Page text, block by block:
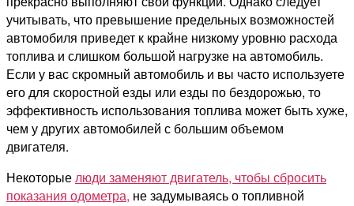
учитывать, что превышение предельных возможностей
автомобиля приведет к крайне низкому уровню расхода
топлива и слишком большой нагрузке на автомобиль.
Если у вас скромный автомобиль и вы часто используете
его для скоростной езды или езды по бездорожью, то
эффективность использования топлива может быть хуже,
чем у других автомобилей с большим объемом
двигателя.
Некоторыелюди заменяют двигатель, чтобы сбросить
показания одометра, не задумываясь о топливной